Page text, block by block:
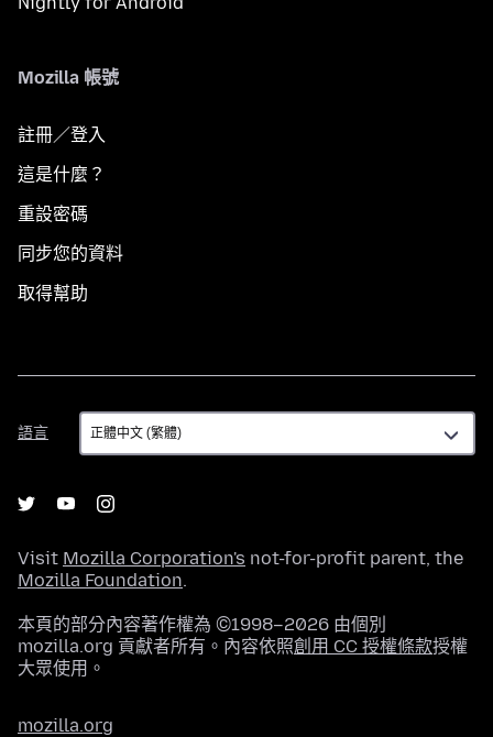
Mozilla 帳號
註冊／登入
這是什麼？
重設密碼
同步您的資料
取得幫助
語言
語
言
Visit Mozilla Corporation's not-for-profit parent, the
Mozilla Foundation.
本頁的部分內容著作權為 ©1998–2026 由個別
mozilla.org 貢獻者所有。內容依照創用 CC 授權條款授權
大眾使用。
mozilla.org